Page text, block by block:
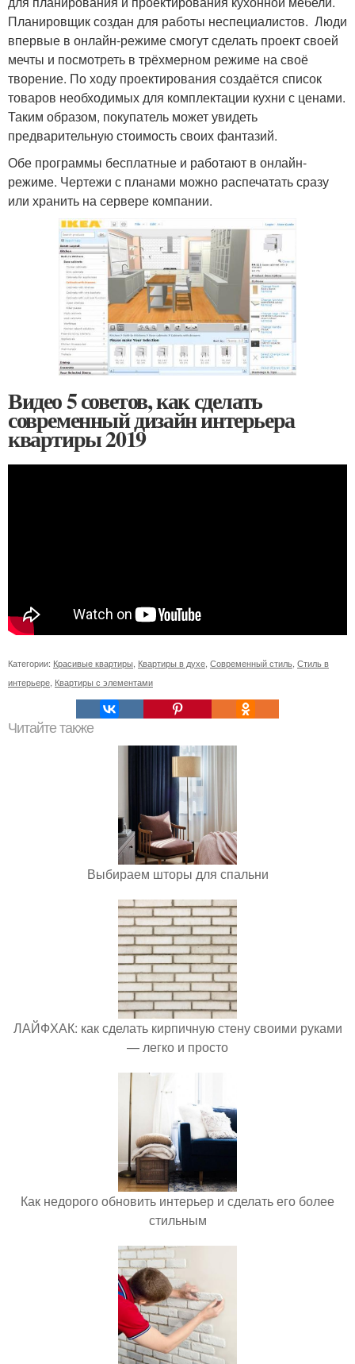
Планировщик создан для работы неспециалистов. Люди
впервые в онлайн-режиме смогут сделать проект своей
мечты и посмотреть в трёхмерном режиме на своё
творение. По ходу проектирования создаётся список
товаров необходимых для комплектации кухни с ценами.
Таким образом, покупатель может увидеть
предварительную стоимость своих фантазий.
Обе программы бесплатные и работают в онлайн-
режиме. Чертежи с планами можно распечатать сразу
или хранить на сервере компании.
Видео 5 советов, как сделать
современный дизайн интерьера
квартиры 2019
Категории: Красивые квартиры, Квартиры в духе, Современный стиль, Стиль в
интерьере, Квартиры с элементами
Читайте также
Выбираем шторы для спальни
ЛАЙФХАК: как сделать кирпичную стену своими руками
— легко и просто
Как недорого обновить интерьер и сделать его более
стильным